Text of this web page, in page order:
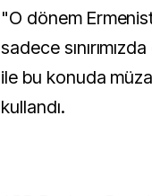
"O dönem
sadece
ile bu konuda
kullandı.